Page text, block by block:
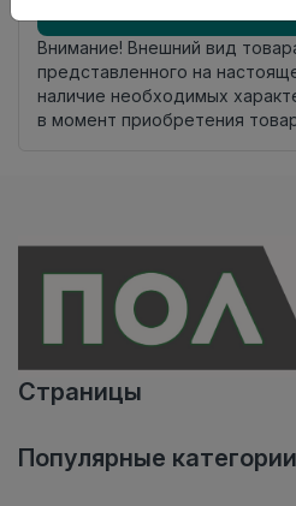
Внимание! Внешний вид
представленного на
наличие необходимых
в момент приобретения
Страницы
Популярные категории